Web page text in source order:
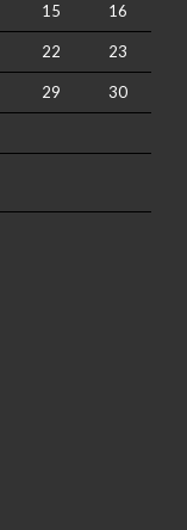
15 16
22 23
29 30